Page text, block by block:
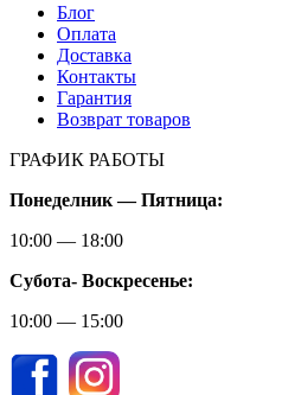
Блог
Оплата
Доставка
Контакты
Гарантия
Возврат товаров
ГРАФИК РАБОТЫ
Понеделник — Пятница:
10:00 — 18:00
Субота- Воскресенье:
10:00 — 15:00